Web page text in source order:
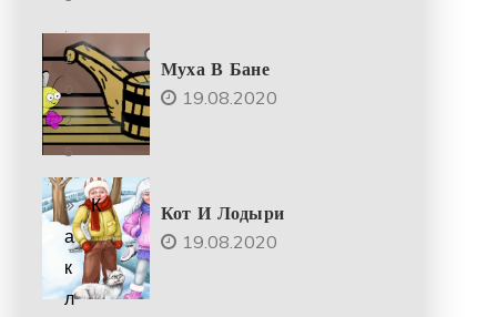
Муха В Бане
19.08.2020
Кот И Лодыри
19.08.2020
.
2
0
2
5
К
а
к
л